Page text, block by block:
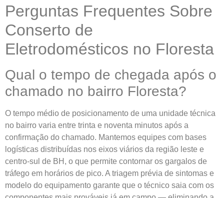
Perguntas Frequentes Sobre
Conserto de
Eletrodomésticos no Floresta
Qual o tempo de chegada após o
chamado no bairro Floresta?
O tempo médio de posicionamento de uma unidade técnica
no bairro varia entre trinta e noventa minutos após a
confirmação do chamado. Mantemos equipes com bases
logísticas distribuídas nos eixos viários da região leste e
centro-sul de BH, o que permite contornar os gargalos de
tráfego em horários de pico. A triagem prévia de sintomas e
modelo do equipamento garante que o técnico saia com os